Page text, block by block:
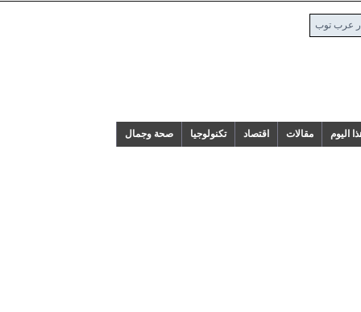
توب
مقالات اقتصاد تكنولوجيا صحة وجمال